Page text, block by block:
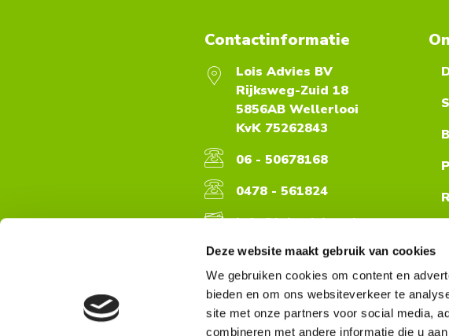
Deze website maakt gebruik van cookies
We gebruiken cookies om content en
bieden en om ons websiteverkeer te
site met onze partners voor social media,
combineren met andere informatie die u
Contactinformatie
Lois Advies BV
Rijksweg-Zuid 18
5856AB Wellerlooi
KvK 75262843
06 - 50678168
0478 - 561824
info@loisadvies.nl
LinkedIn